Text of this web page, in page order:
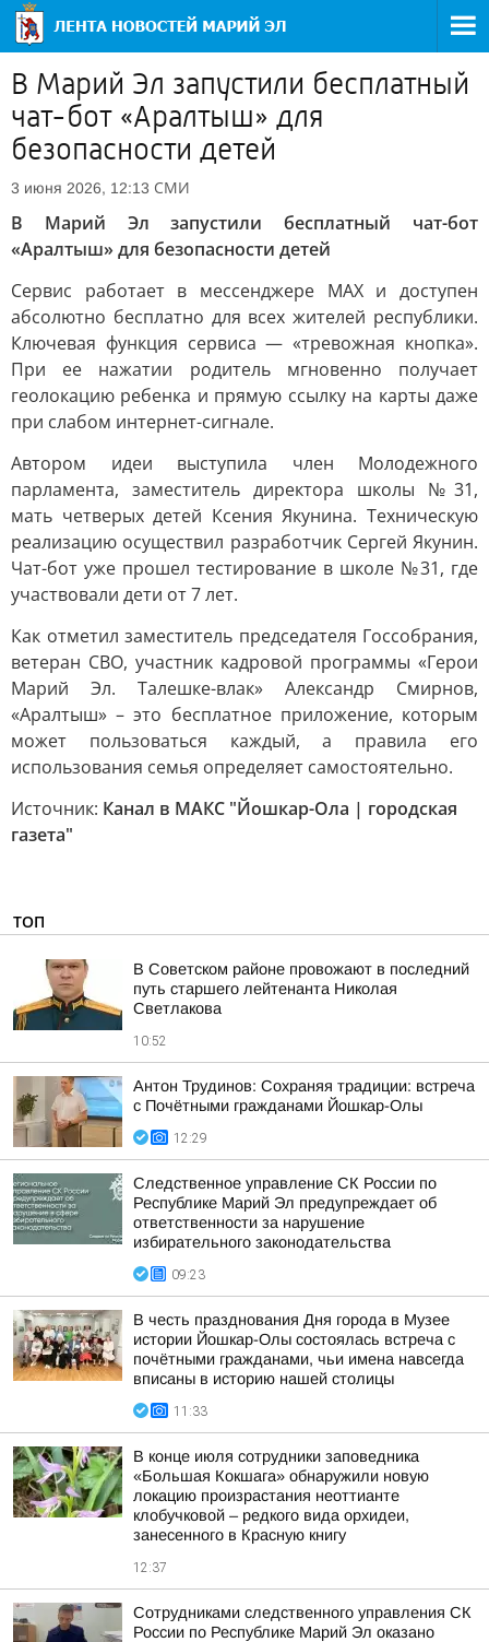
В Марий Эл запустили бесплатный
чат-бот «Аралтыш» для
безопасности детей
3 июня 2026, 12:13 СМИ
В Марий Эл запустили бесплатный чат-бот
«Аралтыш» для безопасности детей
Сервис работает в мессенджере MAX и доступен
абсолютно бесплатно для всех жителей республики.
Ключевая функция сервиса — «тревожная кнопка».
При ее нажатии родитель мгновенно получает
геолокацию ребенка и прямую ссылку на карты даже
при слабом интернет-сигнале.
Автором идеи выступила член Молодежного
парламента, заместитель директора школы №31,
мать четверых детей Ксения Якунина. Техническую
реализацию осуществил разработчик Сергей Якунин.
Чат-бот уже прошел тестирование в школе №31, где
участвовали дети от 7 лет.
Как отметил заместитель председателя Госсобрания,
ветеран СВО, участник кадровой программы «Герои
Марий Эл. Талешке-влак» Александр Смирнов,
«Аралтыш» – это бесплатное приложение, которым
может пользоваться каждый, а правила его
использования семья определяет самостоятельно.
Источник: Канал в МАКС "Йошкар-Ола | городская
газета"
ТОП
В Советском районе провожают в последний
путь старшего лейтенанта Николая
Светлакова
10:52
Антон Трудинов: Сохраняя традиции: встреча
с Почётными гражданами Йошкар-Олы
12:29
Следственное управление СК России по
Республике Марий Эл предупреждает об
ответственности за нарушение
избирательного законодательства
09:23
В честь празднования Дня города в Музее
истории Йошкар-Олы состоялась встреча с
почётными гражданами, чьи имена навсегда
вписаны в историю нашей столицы
11:33
В конце июля сотрудники заповедника
«Большая Кокшага» обнаружили новую
локацию произрастания неоттианте
клобучковой – редкого вида орхидеи,
занесенного в Красную книгу
12:37
Сотрудниками следственного управления СК
России по Республике Марий Эл оказано